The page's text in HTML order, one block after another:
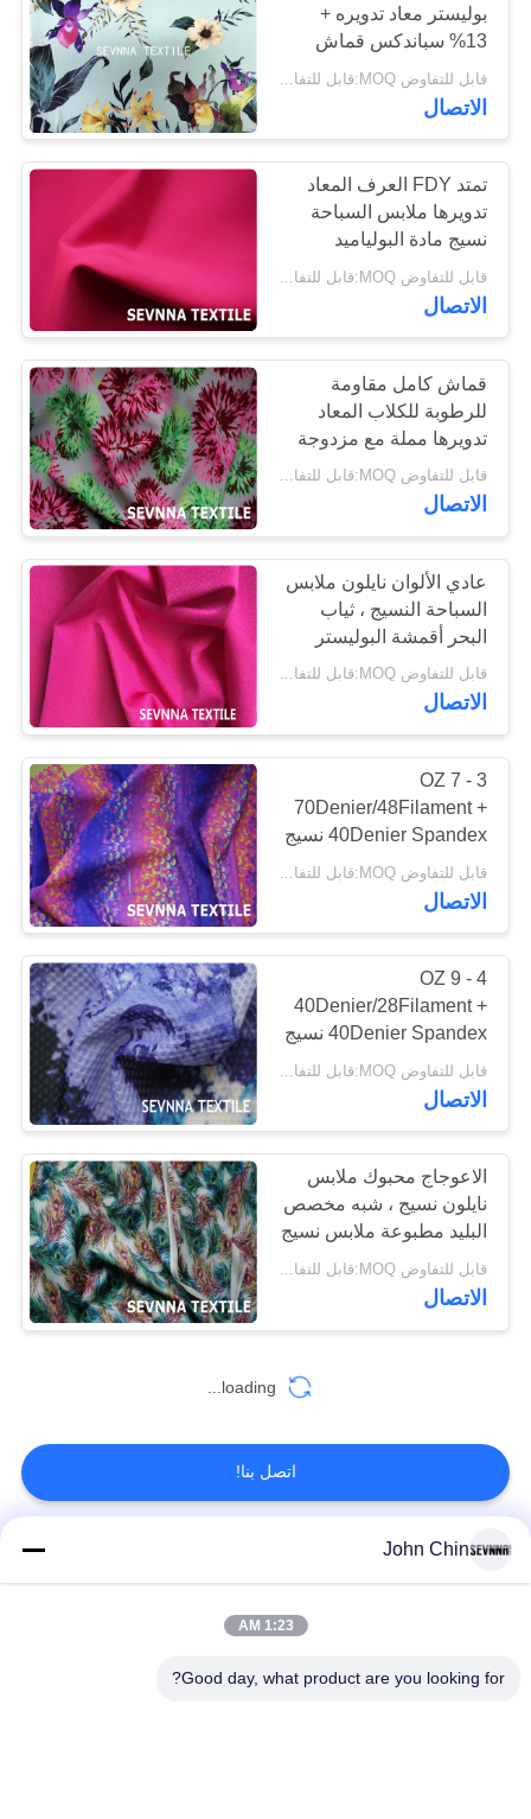
اتصل
أخبار
حالات
خريطة
الموقع
PRIVACY
POLICY
بوليستر معاد تدويره +
13% سباندكس قماش
ملابس سباحة
الاتصال
تمتد FDY العرف المعاد
تدويرها ملابس السباحة
نسيج مادة البولياميد
الاستعبادي المضادة
للميكروبات
قابل للتفاوض MOQ:قابل للتفاوض
الاتصال
قماش كامل مقاومة
للرطوبة للكلاب المعاد
تدويرها مملة مع مزدوجة
الوجه
قابل للتفاوض MOQ:قابل للتفاوض
الاتصال
عادي الألوان نايلون ملابس
السباحة النسيج ، ثياب
البحر أقمشة البوليستر
لملابس السباحة
قابل للتفاوض MOQ:قابل للتفاوض
الاتصال
3 - 7 OZ
70Denier/48Filament +
40Denier Spandex نسيج
ملابس السباحة المعاد
تدويرها لملابس السباحة،
حمالة الصدر
الاتصال
4 - 9 OZ
40Denier/28Filament +
40Denier Spandex نسيج
ملابس السباحة المعاد
تدويره للشبكة ملابس
السباحة الكروشة
قابل للتفاوض MOQ:قابل للتفاوض
الاتصال
الاعوجاج محبوك ملابس
نايلون نسيج ، شبه مخصص
البليد مطبوعة ملابس نسيج
قابل للتفاوض MOQ:قابل للتفاوض
الاتصال
loading...
اتصل بنا!
فئات شعبية
تدويرها
تدويرها
John Chin
1:23 AM
Good day, what product are you looking for?